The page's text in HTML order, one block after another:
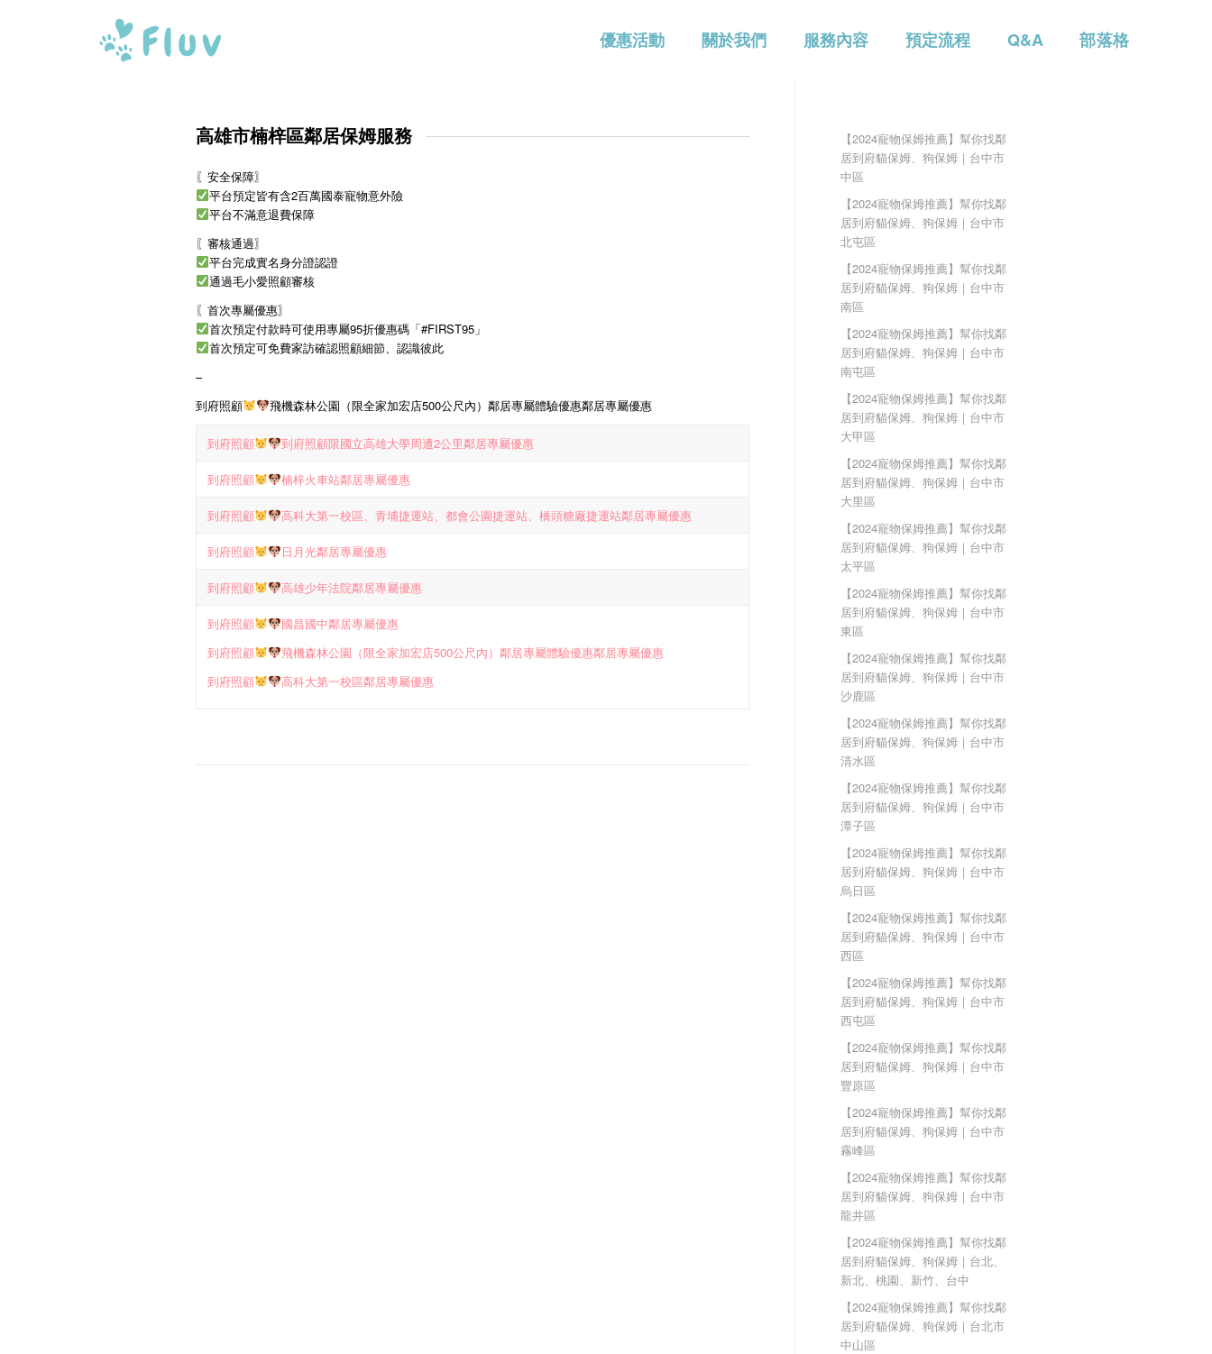
優惠活動 關於我們 服務內容 預定流程 Q&A 部落格
高雄市楠梓區鄰居保姆服務
〖安全保障〗
平台預定皆有含2百萬國泰寵物意外險
平台不滿意退費保障
〖審核通過〗
平台完成實名身分證認證
通過毛小愛照顧審核
〖首次專屬優惠〗
首次預定付款時可使用專屬95折優惠碼「#FIRST95」
首次預定可免費家訪確認照顧細節、認識彼此
–
到府照顧
飛機森林公園（限全家加宏店500公尺內）鄰居專屬體驗優惠鄰居專屬優惠
到府照顧 到府照顧限國立高雄大學周遭2公里鄰居專屬優惠
到府照顧 楠梓火車站鄰居專屬優惠
到府照顧 高科大第一校區、青埔捷運站、都會公園捷運站、橋頭糖廠捷運站鄰居專屬優惠
到府照顧 日月光鄰居專屬優惠
到府照顧 高雄少年法院鄰居專屬優惠
到府照顧
國昌國中鄰居專屬優惠
到府照顧
飛機森林公園（限全家加宏店500公尺內）鄰居專屬體驗優惠鄰居專屬優惠
到府照顧
高科大第一校區鄰居專屬優惠
【2024寵物保姆推薦】幫你找鄰
居到府貓保姆、狗保姆｜台中市
中區
【2024寵物保姆推薦】幫你找鄰
居到府貓保姆、狗保姆｜台中市
北屯區
【2024寵物保姆推薦】幫你找鄰
居到府貓保姆、狗保姆｜台中市
南區
【2024寵物保姆推薦】幫你找鄰
居到府貓保姆、狗保姆｜台中市
南屯區
【2024寵物保姆推薦】幫你找鄰
居到府貓保姆、狗保姆｜台中市
大甲區
【2024寵物保姆推薦】幫你找鄰
居到府貓保姆、狗保姆｜台中市
大里區
【2024寵物保姆推薦】幫你找鄰
居到府貓保姆、狗保姆｜台中市
太平區
【2024寵物保姆推薦】幫你找鄰
居到府貓保姆、狗保姆｜台中市
東區
【2024寵物保姆推薦】幫你找鄰
居到府貓保姆、狗保姆｜台中市
沙鹿區
【2024寵物保姆推薦】幫你找鄰
居到府貓保姆、狗保姆｜台中市
清水區
【2024寵物保姆推薦】幫你找鄰
居到府貓保姆、狗保姆｜台中市
潭子區
【2024寵物保姆推薦】幫你找鄰
居到府貓保姆、狗保姆｜台中市
烏日區
【2024寵物保姆推薦】幫你找鄰
居到府貓保姆、狗保姆｜台中市
西區
【2024寵物保姆推薦】幫你找鄰
居到府貓保姆、狗保姆｜台中市
西屯區
【2024寵物保姆推薦】幫你找鄰
居到府貓保姆、狗保姆｜台中市
豐原區
【2024寵物保姆推薦】幫你找鄰
居到府貓保姆、狗保姆｜台中市
霧峰區
【2024寵物保姆推薦】幫你找鄰
居到府貓保姆、狗保姆｜台中市
龍井區
【2024寵物保姆推薦】幫你找鄰
居到府貓保姆、狗保姆｜台北、
新北、桃園、新竹、台中
【2024寵物保姆推薦】幫你找鄰
居到府貓保姆、狗保姆｜台北市
中山區